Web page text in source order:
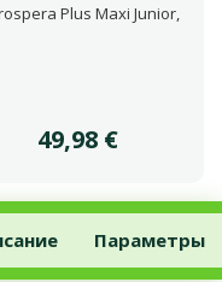
Plus Maxi Junior,
Цена
49,98 €
Large Breed, 15 кг
Параметры